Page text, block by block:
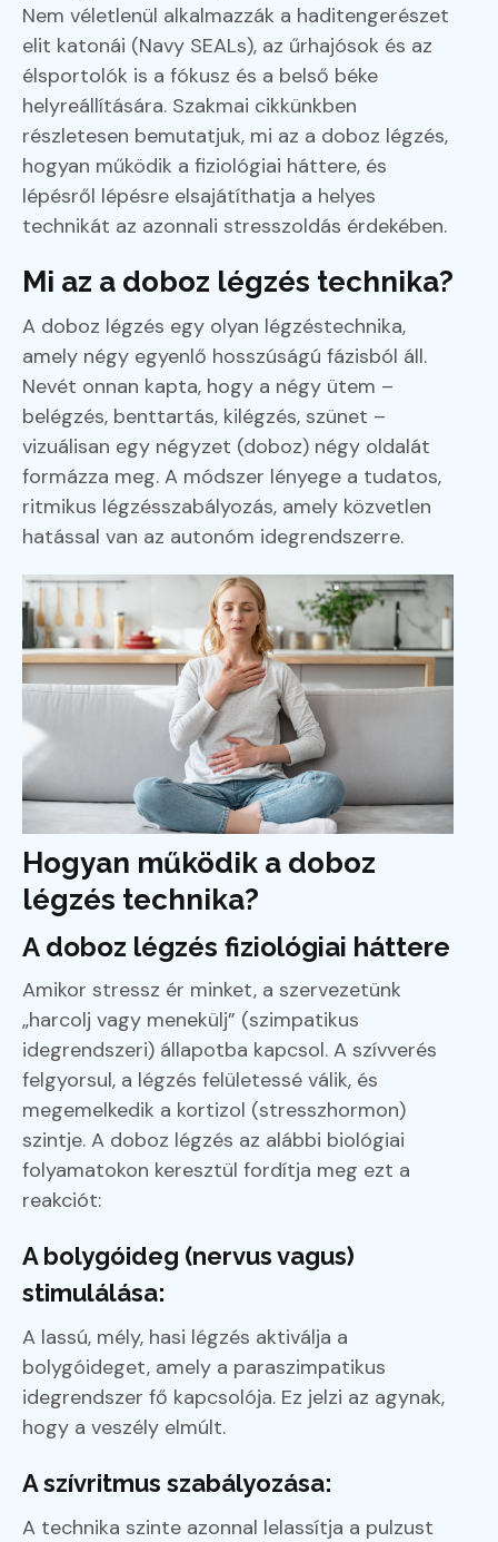
Nem véletlenül alkalmazzák a haditengerészet
elit katonái (Navy SEALs), az űrhajósok és az
élsportolók is a fókusz és a belső béke
helyreállítására. Szakmai cikkünkben
részletesen bemutatjuk, mi az a doboz légzés,
hogyan működik a fiziológiai háttere, és
lépésről lépésre elsajátíthatja a helyes
technikát az azonnali stresszoldás érdekében.
Mi az a doboz légzés technika?
A doboz légzés egy olyan légzéstechnika,
amely négy egyenlő hosszúságú fázisból áll.
Nevét onnan kapta, hogy a négy ütem –
belégzés, benttartás, kilégzés, szünet –
vizuálisan egy négyzet (doboz) négy oldalát
formázza meg. A módszer lényege a tudatos,
ritmikus légzésszabályozás, amely közvetlen
hatással van az autonóm idegrendszerre.
Hogyan működik a doboz
légzés technika?
A doboz légzés fiziológiai háttere
Amikor stressz ér minket, a szervezetünk
„harcolj vagy menekülj” (szimpatikus
idegrendszeri) állapotba kapcsol. A szívverés
felgyorsul, a légzés felületessé válik, és
megemelkedik a kortizol (stresszhormon)
szintje. A doboz légzés az alábbi biológiai
folyamatokon keresztül fordítja meg ezt a
reakciót:
A bolygóideg (nervus vagus)
stimulálása:
A lassú, mély, hasi légzés aktiválja a
bolygóideget, amely a paraszimpatikus
idegrendszer fő kapcsolója. Ez jelzi az agynak,
hogy a veszély elmúlt.
A szívritmus szabályozása:
A technika szinte azonnal lelassítja a pulzust